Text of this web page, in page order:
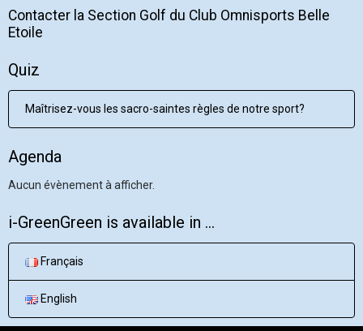
Contacter la Section Golf du Club Omnisports Belle
Etoile
Quiz
Maîtrisez-vous les sacro-saintes règles de notre sport?
Agenda
Aucun évènement à afficher.
i-GreenGreen is available in ...
Français
English